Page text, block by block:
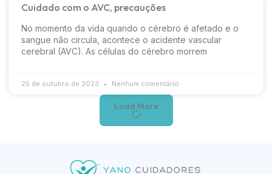
Cuidado com o AVC, precauções
No momento da vida quando o cérebro é afetado e o
sangue não circula, acontece o acidente vascular
cerebral (AVC). As células do cérebro morrem
25 de outubro de 2023 Nenhum comentário
Load More